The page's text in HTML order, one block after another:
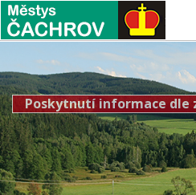
Poskytnutí informace dle